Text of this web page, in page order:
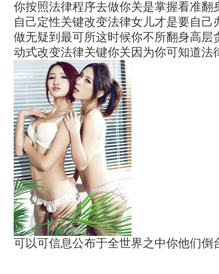
你按照法律程序去做你关是掌握看准翻
自己定性关键改变法律女儿才是要自己
做无疑到最可所这时候你不所翻身高层
动式改变法律关键你关因为你可知道法
可以可信息公布于全世界之中你他们倒